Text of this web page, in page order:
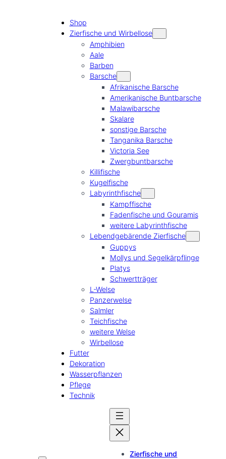
Shop
Zierfische und Wirbellose
Amphibien
Aale
Barben
Barsche
Afrikanische Barsche
Amerikanische Buntbarsche
Malawibarsche
Skalare
sonstige Barsche
Tanganika Barsche
Victoria See
Zwergbuntbarsche
Killifische
Kugelfische
Labyrinthfische
Kampffische
Fadenfische und Gouramis
weitere Labyrinthfische
Lebendgebärende Zierfische
Guppys
Mollys und Segelkärpflinge
Platys
Schwertträger
L-Welse
Panzerwelse
Salmler
Teichfische
weitere Welse
Wirbellose
Futter
Dekoration
Wasserpflanzen
Pflege
Technik
Zierfische und